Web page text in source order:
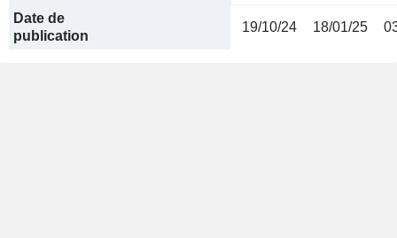
Date de
publication
19/10/24 18/01/25